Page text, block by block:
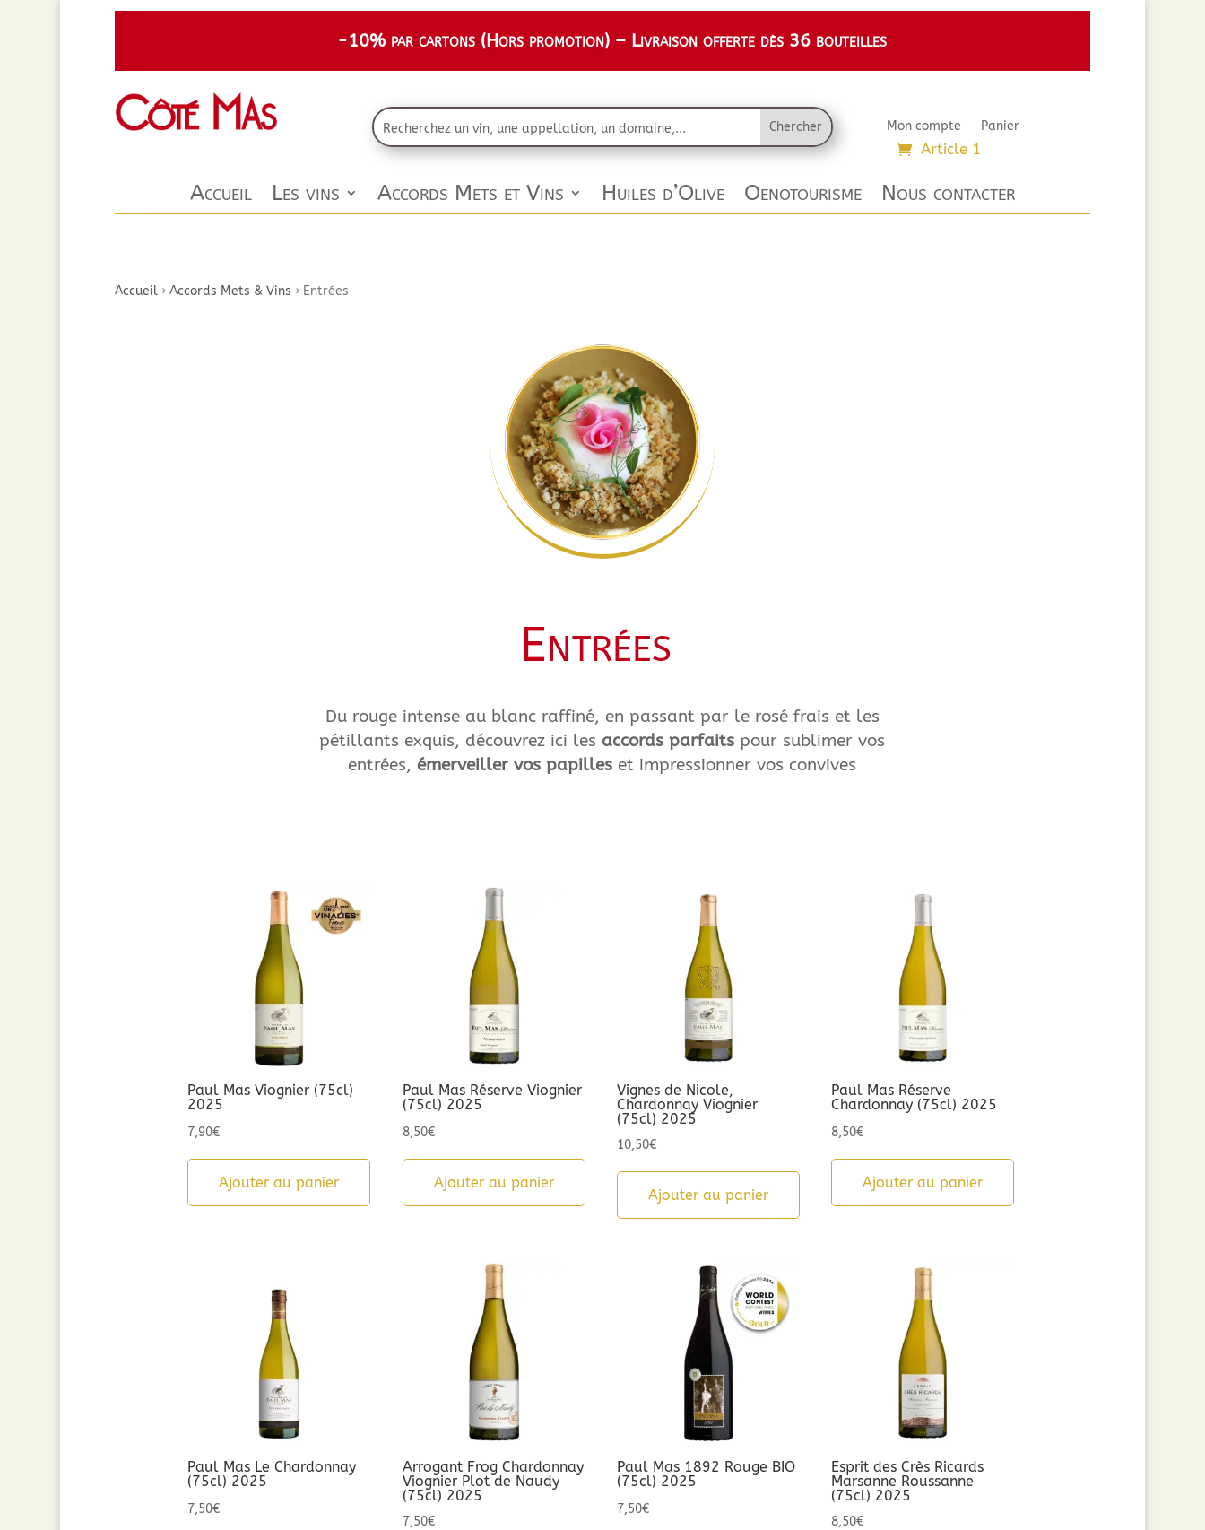
-10% par cartons (Hors promotion) – Livraison offerte dès 36 bouteilles
Mon compte Panier
Article 1
Accueil Les vins Accords Mets et Vins Huiles d’Olive Oenotourisme Nous contacter
Accueil› Accords Mets & Vins › Entrées
Entrées
Du rouge intense au blanc raffiné, en passant par le rosé frais et les
pétillants exquis, découvrez ici les accords parfaits pour sublimer vos
entrées, émerveiller vos papilles et impressionner vos convives
Paul Mas Viognier (75cl)
2025
7,90€
Ajouter au panier
Paul Mas Réserve Viognier
(75cl) 2025
8,50€
Ajouter au panier
Vignes de Nicole,
Chardonnay Viognier
(75cl) 2025
10,50€
Ajouter au panier
Paul Mas Réserve
Chardonnay (75cl) 2025
8,50€
Ajouter au panier
Paul Mas Le Chardonnay
(75cl) 2025
7,50€
Arrogant Frog Chardonnay
Viognier Plot de Naudy
(75cl) 2025
7,50€
Paul Mas 1892 Rouge BIO
(75cl) 2025
7,50€
Esprit des Crès Ricards
Marsanne Roussanne
(75cl) 2025
8,50€